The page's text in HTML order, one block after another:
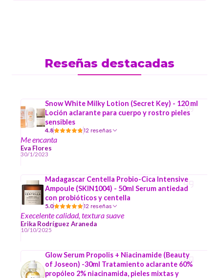
Reseñas destacadas
Snow White Milky Lotion (Secret Key) - 120 ml
Loción aclarante para cuerpo y rostro pieles
sensibles
4.8 12 reseñas
Me encanta
Eva Flores
30/1/2023
Madagascar Centella Probio-Cica Intensive
Ampoule (SKIN1004) - 50ml Serum antiedad
con probióticos y centella
5.0 12 reseñas
Execelente calidad, textura suave
Erika Rodríguez Araneda
10/10/2025
Glow Serum Propolis + Niacinamide (Beauty
of Joseon) -30ml Tratamiento aclarante 60%
propóleo 2% niacinamida, pieles mixtas y